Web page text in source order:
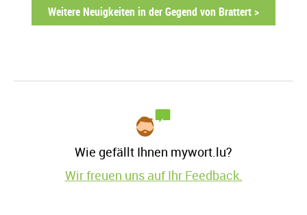
Weitere Neuigkeiten in der Gegend von Brattert >
Wie gefällt Ihnen mywort.lu?
Wir freuen uns auf Ihr Feedback.